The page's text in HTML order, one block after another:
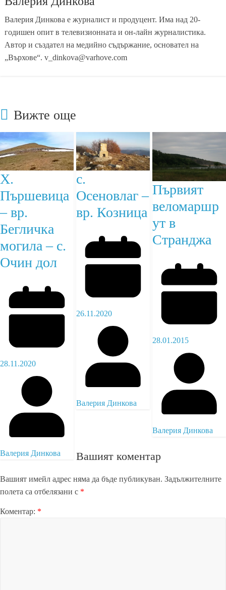
Валерия Динкова е журналист и продуцент. Има над 20-
годишен опит в телевизионната и он-лайн журналистика.
Автор и създател на медийно съдържание, основател на
„Върхове“. v_dinkova@varhove.com
Вижте още
Х.
Пършевица
– вр.
Бегличка
могила – с.
Очин дол
28.11.2020
Валерия Динкова
с.
Осеновлаг –
вр. Козница
26.11.2020
Валерия Динкова
Първият
веломаршр
ут в
Странджа
28.01.2015
Валерия Динкова
Вашият коментар
Вашият имейл адрес няма да бъде публикуван. Задължителните
полета са отбелязани с *
Коментар: *